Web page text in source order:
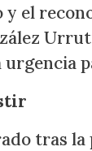
y el
tras